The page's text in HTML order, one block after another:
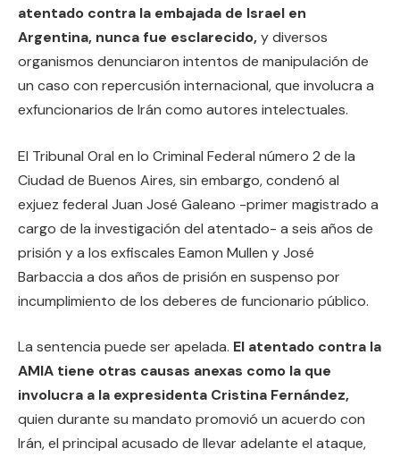
atentado contra la embajada de Israel en
Argentina, nunca fue esclarecido,y diversos
organismos denunciaron intentos de manipulación de
un caso con repercusión internacional, que involucra a
exfuncionarios de Irán como autores intelectuales.
El Tribunal Oral en lo Criminal Federal número 2 de la
Ciudad de Buenos Aires, sin embargo, condenó al
exjuez federal Juan José Galeano -primer magistrado a
cargo de la investigación del atentado- a seis años de
prisión y a los exfiscales Eamon Mullen y José
Barbaccia a dos años de prisión en suspenso por
incumplimiento de los deberes de funcionario público.
La sentencia puede ser apelada. El atentado contra la
AMIA tiene otras causas anexas como la que
involucra a la expresidenta Cristina Fernández,
quien durante su mandato promovió un acuerdo con
Irán, el principal acusado de llevar adelante el ataque,